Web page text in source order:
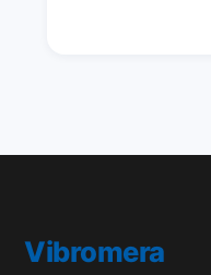
Vibromera